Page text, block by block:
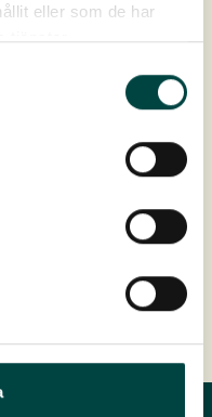
eller som de har
tjänster.